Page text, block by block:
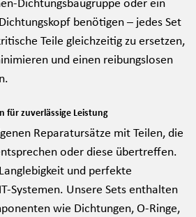
benötigen – jedes Set
Teile gleichzeitig zu ersetzen,
und einen reibungslosen
für zuverlässige Leistung
Reparatursätze mit Teilen, die
oder diese übertreffen.
und perfekte
Systemen. Unsere Sets enthalten
wie Dichtungen, O-Ringe,